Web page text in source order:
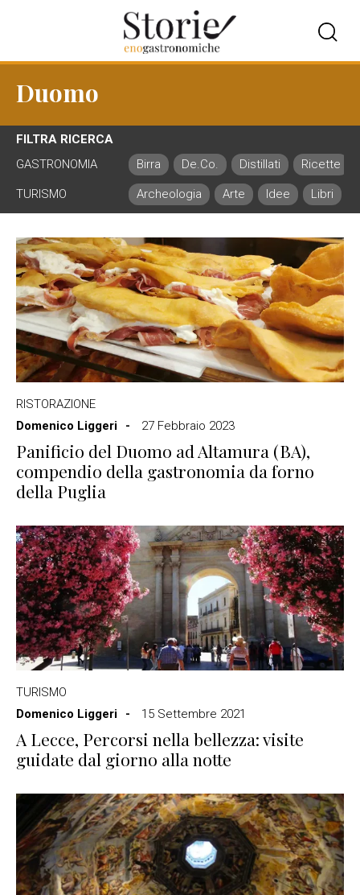
Duomo
FILTRA RICERCA
GASTRONOMIA
Birra De.Co. Distillati Ricette
TURISMO Archeologia Arte Idee Libri
RISTORAZIONE
Domenico Liggeri
27 Febbraio 2023
Panificio del Duomo ad Altamura (BA),
compendio della gastronomia da forno
della Puglia
TURISMO
Domenico Liggeri
15 Settembre 2021
A Lecce, Percorsi nella bellezza: visite
guidate dal giorno alla notte